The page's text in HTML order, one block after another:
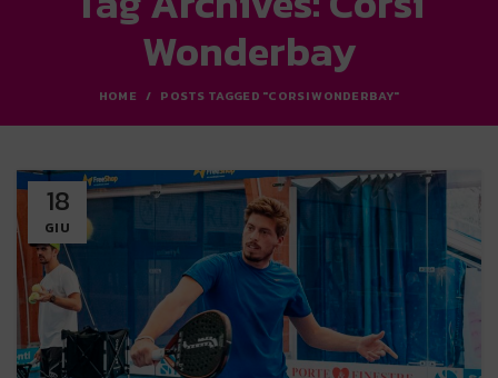
Wonderbay
HOME POSTS TAGGED "CORSI WONDERBAY"
18
GIU